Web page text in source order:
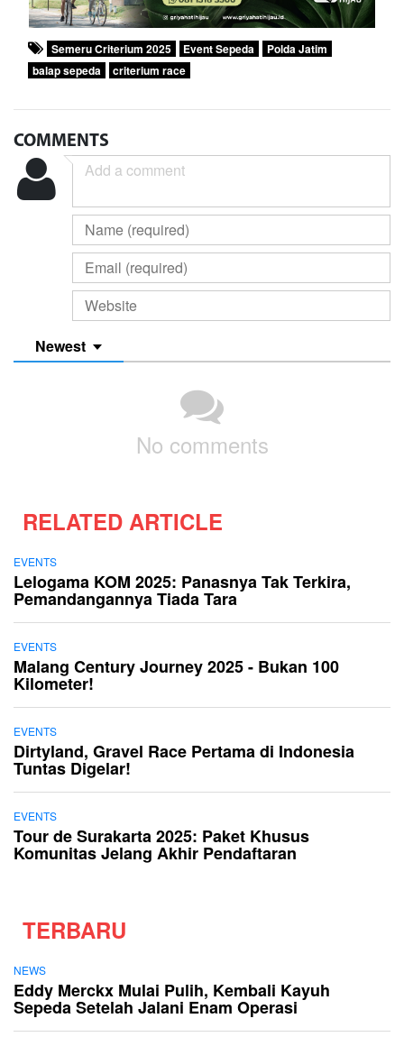
Semeru Criterium 2025 Event Sepeda
Polda Jatim
balap sepeda
criterium race
COMMENTS
Newest
No comments
RELATED ARTICLE
EVENTS
Lelogama KOM 2025: Panasnya Tak Terkira,
Pemandangannya Tiada Tara
EVENTS
Malang Century Journey 2025 - Bukan 100
Kilometer!
EVENTS
Dirtyland, Gravel Race Pertama di Indonesia
Tuntas Digelar!
EVENTS
Tour de Surakarta 2025: Paket Khusus
Komunitas Jelang Akhir Pendaftaran
TERBARU
NEWS
Eddy Merckx Mulai Pulih, Kembali Kayuh
Sepeda Setelah Jalani Enam Operasi